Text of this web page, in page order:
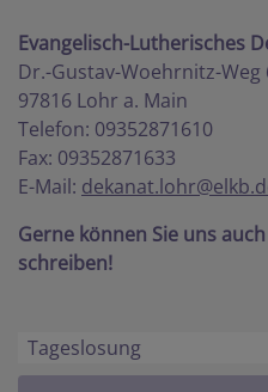
Evangelisch-Lutherisches
Dr.-Gustav-Woehrnitz-Weg
97816 Lohr a. Main
Telefon: 09352871610
Fax: 09352871633
E-Mail:
Gerne können Sie uns
schreiben!
Tageslosung